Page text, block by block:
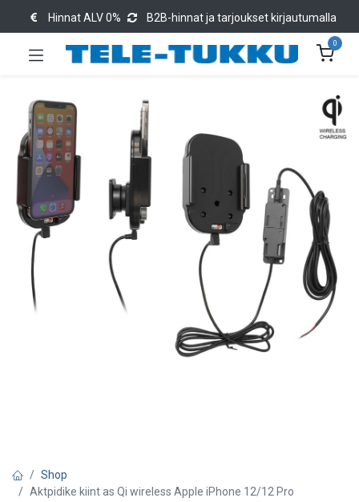
Hinnat ALV 0% B2B-hinnat ja tarjoukset kirjautumalla
0
Shop
Aktpidike kiint as Qi wireless Apple iPhone 12/12 Pro